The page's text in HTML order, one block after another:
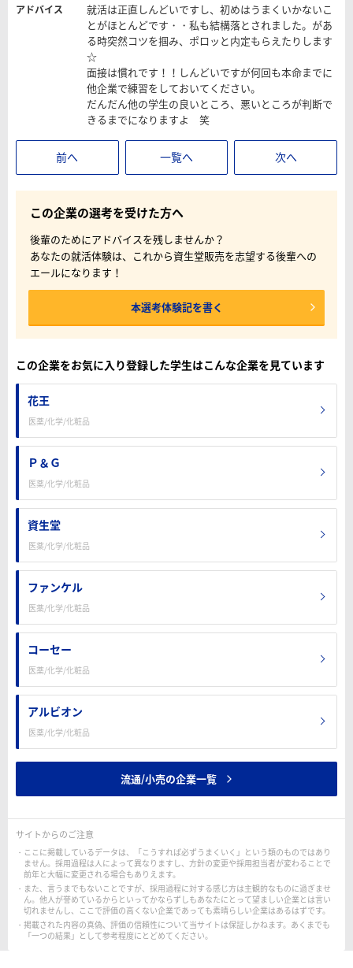
アドバイス
就活は正直しんどいですし、初めはうまくいかないこ
とがほとんどです・・私も結構落とされました。があ
る時突然コツを掴み、ポロッと内定もらえたりします
☆
面接は慣れです！！しんどいですが何回も本命までに
他企業で練習をしておいてください。
だんだん他の学生の良いところ、悪いところが判断で
きるまでになりますよ 笑
前へ 一覧へ 次へ
この企業の選考を受けた方へ
後輩のためにアドバイスを残しませんか？
あなたの就活体験は、これから資生堂販売を志望する後輩への
エールになります！
本選考体験記を書く
この企業をお気に入り登録した学生はこんな企業を見ています
花王
医薬/化学/化粧品
Ｐ＆Ｇ
医薬/化学/化粧品
資生堂
医薬/化学/化粧品
ファンケル
医薬/化学/化粧品
コーセー
医薬/化学/化粧品
アルビオン
医薬/化学/化粧品
流通/小売の企業一覧
サイトからのご注意
ここに掲載しているデータは、「こうすれば必ずうまくいく」という類のものではあり
ません。採用過程は人によって異なりますし、方針の変更や採用担当者が変わることで
前年と大幅に変更される場合もありえます。
また、言うまでもないことですが、採用過程に対する感じ方は主観的なものに過ぎませ
ん。他人が誉めているからといってかならずしもあなたにとって望ましい企業とは言い
切れませんし、ここで評価の高くない企業であっても素晴らしい企業はあるはずです。
掲載された内容の真偽、評価の信頼性について当サイトは保証しかねます。あくまでも
「一つの結果」として参考程度にとどめてください。